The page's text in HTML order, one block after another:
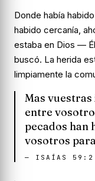
Donde había
habido cercanía,
estaba en Dios —
buscó. La herida
limpiamente la
Mas
entre
pecados han
vosotros
— ISAÍAS 59:2